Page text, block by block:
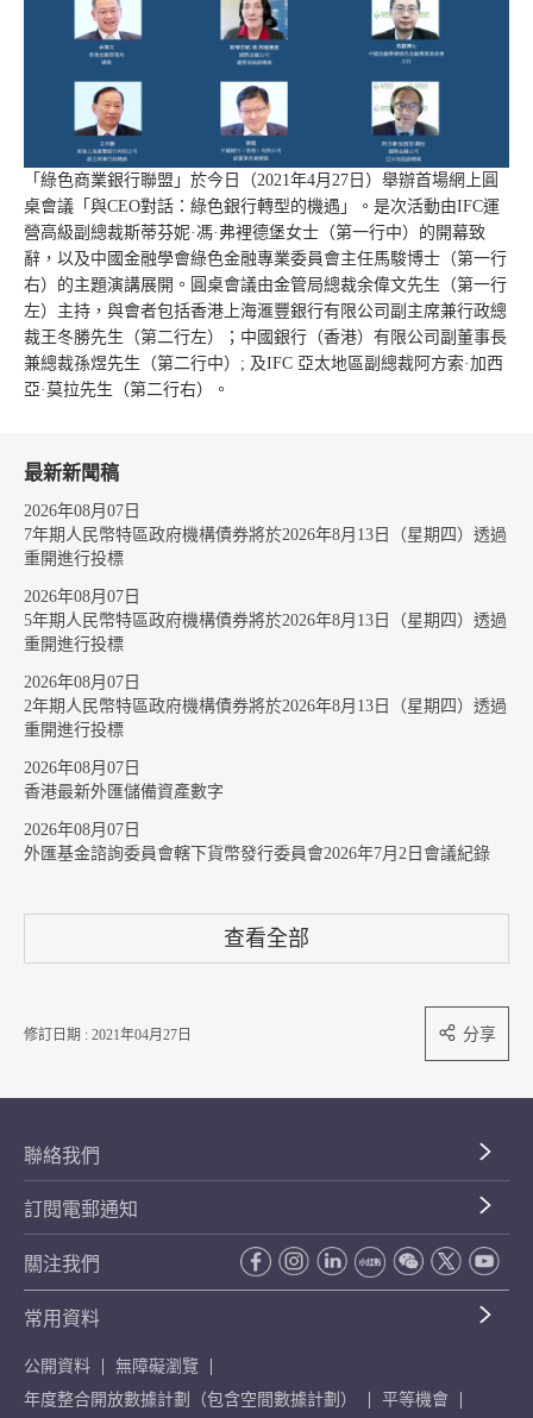
「綠色商業銀行聯盟」於今日（2021年4月27日）舉辦首場網上圓
桌會議「與CEO對話：綠色銀行轉型的機遇」。是次活動由IFC運
營高級副總裁斯蒂芬妮·馮·弗裡德堡女士（第一行中）的開幕致
辭，以及中國金融學會綠色金融專業委員會主任馬駿博士（第一行
右）的主題演講展開。圓桌會議由金管局總裁余偉文先生（第一行
左）主持，與會者包括香港上海滙豐銀行有限公司副主席兼行政總
裁王冬勝先生（第二行左）；中國銀行（香港）有限公司副董事長
兼總裁孫煜先生（第二行中）; 及IFC 亞太地區副總裁阿方索·加西
亞·莫拉先生（第二行右）。
最新新聞稿
2026年08月07日
7年期人民幣特區政府機構債券將於2026年8月13日（星期四）透過
重開進行投標
2026年08月07日
5年期人民幣特區政府機構債券將於2026年8月13日（星期四）透過
重開進行投標
2026年08月07日
2年期人民幣特區政府機構債券將於2026年8月13日（星期四）透過
重開進行投標
2026年08月07日
香港最新外匯儲備資產數字
2026年08月07日
外匯基金諮詢委員會轄下貨幣發行委員會2026年7月2日會議紀錄
查看全部
修訂日期 : 2021年04月27日 分享
聯絡我們
訂閱電郵通知
關注我們
常用資料
公開資料
無障礙瀏覽
年度整合開放數據計劃（包含空間數據計劃）
平等機會